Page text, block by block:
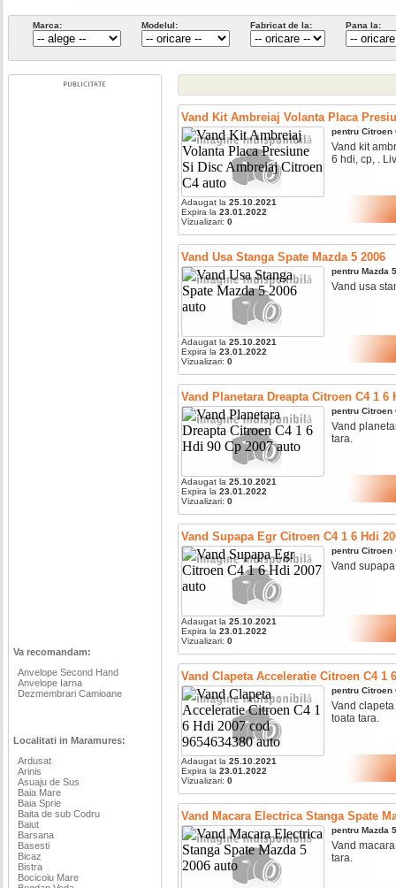
Marca: Modelul: Fabricat de la: Pana la:
Va recomandam:
Anvelope Second Hand
Anvelope Iarna
Dezmembrari Camioane
Localitati in Maramures:
Ardusat
Arinis
Asuaju de Sus
Baia Mare
Baia Sprie
Baita de sub Codru
Baiut
Barsana
Basesti
Bicaz
Bistra
Bocicoiu Mare
Vand Kit Ambreiaj Volanta Placa
Adaugat la 25.10.2021
Expira la 23.01.2022
Vizualizari: 0
pentru Citroen
Vand kit
6 hdi, cp, .
Vand Usa Stanga Spate Mazda 5 2006
Adaugat la 25.10.2021
Expira la 23.01.2022
Vizualizari: 0
pentru Mazda 5
Vand usa
Vand Planetara Dreapta Citroen C4 1 6
Adaugat la 25.10.2021
Expira la 23.01.2022
Vizualizari: 0
pentru Citroen
Vand
tara.
Vand Supapa Egr Citroen C4 1 6 Hdi
Adaugat la 25.10.2021
Expira la 23.01.2022
Vizualizari: 0
pentru Citroen
Vand
Vand Clapeta Acceleratie Citroen C4 1
Adaugat la 25.10.2021
Expira la 23.01.2022
Vizualizari: 0
pentru Citroen
Vand
toata tara.
Vand Macara Electrica Stanga Spate
pentru Mazda 5
Vand
tara.